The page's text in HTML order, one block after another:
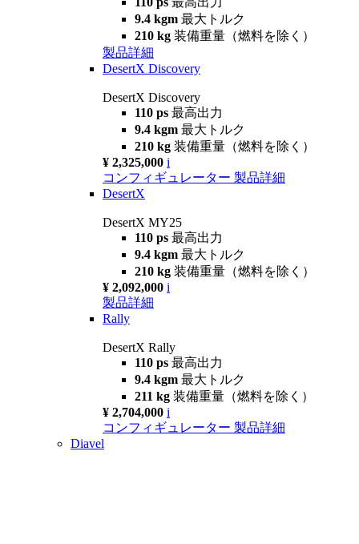
9.4 kgm 最大トルク
210 kg 装備重量（燃料を除く）
製品詳細
DesertX Discovery
DesertX Discovery
110 ps 最高出力
9.4 kgm 最大トルク
210 kg 装備重量（燃料を除く）
¥ 2,325,000 i
コンフィギュレーター 製品詳細
DesertX
DesertX MY25
110 ps 最高出力
9.4 kgm 最大トルク
210 kg 装備重量（燃料を除く）
¥ 2,092,000 i
製品詳細
Rally
DesertX Rally
110 ps 最高出力
9.4 kgm 最大トルク
211 kg 装備重量（燃料を除く）
¥ 2,704,000 i
コンフィギュレーター 製品詳細
Diavel